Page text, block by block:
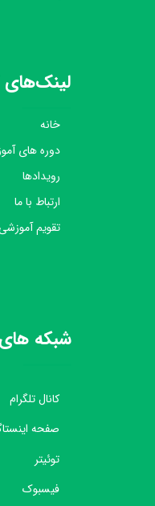
لینک‌های
خانه
دوره های
رویدادها
ارتباط با ما
تقویم
شبکه
کانال تلگرام
صفحه
توئیتر
فیسبوک